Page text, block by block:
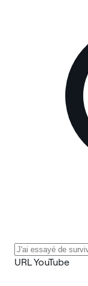
URL YouTube